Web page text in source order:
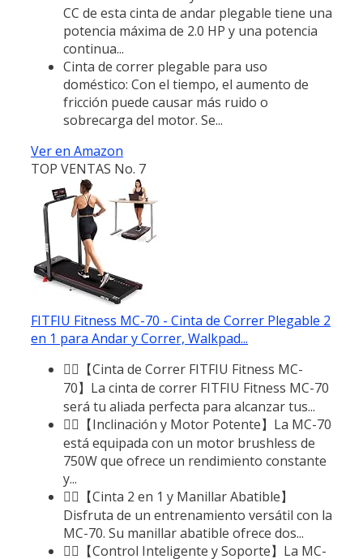
CC de esta cinta de andar plegable tiene una
potencia máxima de 2.0 HP y una potencia
continua...
Cinta de correr plegable para uso
doméstico: Con el tiempo, el aumento de
fricción puede causar más ruido o
sobrecarga del motor. Se...
Ver en Amazon
TOP VENTAS No. 7
FITFIU Fitness MC-70 - Cinta de Correr Plegable 2
en 1 para Andar y Correr, Walkpad...
🏃‍♂️【Cinta de Correr FITFIU Fitness MC-
70】La cinta de correr FITFIU Fitness MC-70
será tu aliada perfecta para alcanzar tus...
🏃‍♂️【Inclinación y Motor Potente】La MC-70
está equipada con un motor brushless de
750W que ofrece un rendimiento constante
y...
🏃‍♂️【Cinta 2 en 1 y Manillar Abatible】
Disfruta de un entrenamiento versátil con la
MC-70. Su manillar abatible ofrece dos...
🏃‍♂️【Control Inteligente y Soporte】La MC-